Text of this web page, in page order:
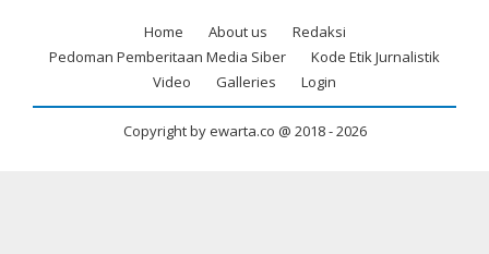
Footer
Home About us
Redaksi
Pedoman Pemberitaan Media Siber
Kode Etik Jurnalistik
Video
Galleries Login
Copyright by ewarta.co @ 2018 -2026